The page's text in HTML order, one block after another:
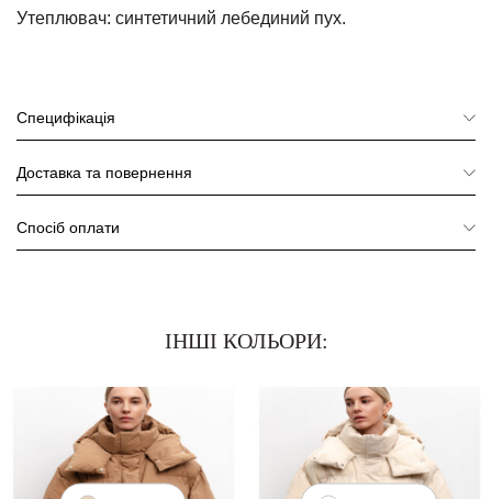
Утеплювач: синтетичний лебединий пух.
Специфікація
Доставка та повернення
Спосіб оплати
ІНШІ КОЛЬОРИ: